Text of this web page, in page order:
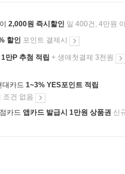
2,000원 즉시할인 일 400건, 4만원
할인 포인트 결제시
1만P 추첨 적립 + 생애첫결제 3천원
대카드 1~3% YES포인트 적립
조건 없음
카드 앱카드 발급시 1만원 상품권 신